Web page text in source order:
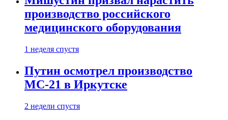
производство российского
медицинского оборудования
1 неделя спустя
Путин осмотрел производство
МС-21 в Иркутске
2 недели спустя